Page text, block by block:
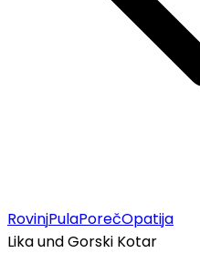
RovinjPulaPorečOpatija
Lika und Gorski Kotar